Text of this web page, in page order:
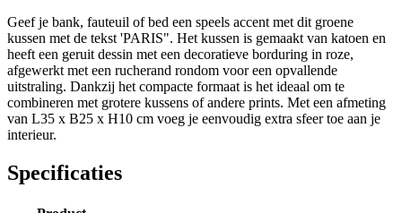
Geef je bank, fauteuil of bed een speels accent met dit groene
kussen met de tekst 'PARIS". Het kussen is gemaakt van katoen en
heeft een geruit dessin met een decoratieve borduring in roze,
afgewerkt met een rucherand rondom voor een opvallende
uitstraling. Dankzij het compacte formaat is het ideaal om te
combineren met grotere kussens of andere prints. Met een afmeting
van L35 x B25 x H10 cm voeg je eenvoudig extra sfeer toe aan je
interieur.
Specificaties